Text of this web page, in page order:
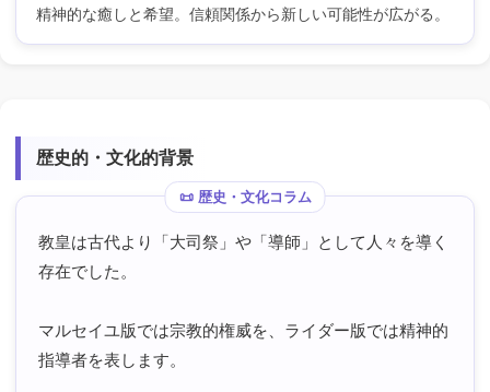
精神的な癒しと希望。信頼関係から新しい可能性が広がる。
歴史的・文化的背景
教皇は古代より「大司祭」や「導師」として人々を導く
存在でした。
マルセイユ版では宗教的権威を、ライダー版では精神的
指導者を表します。